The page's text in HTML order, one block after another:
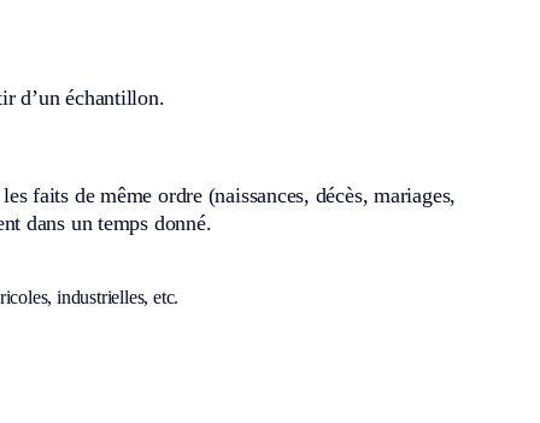
d’un échantillon.
faits de même ordre (naissances, décès, mariages,
dans un temps donné.
industrielles, etc.